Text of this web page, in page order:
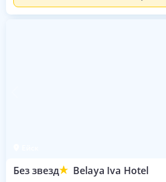
Без звезд Belaya Iva Hotel